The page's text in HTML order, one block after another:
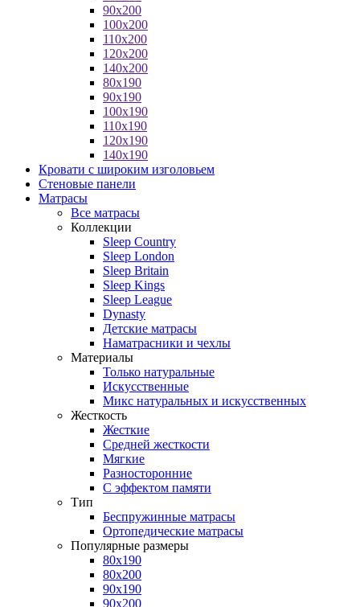
90x200
100x200
110x200
120x200
140x200
80x190
90x190
100x190
110x190
120x190
140x190
Кровати с широким изголовьем
Стеновые панели
Матрасы
Все матрасы
Коллекции
Sleep Country
Sleep London
Sleep Britain
Sleep Kings
Sleep League
Dynasty
Детские матрасы
Наматрасники и чехлы
Материалы
Только натуральные
Искусственные
Микс натуральных и искусственных
Жесткость
Жесткие
Средней жесткости
Мягкие
Разносторонние
С эффектом памяти
Тип
Беспружинные матрасы
Ортопедические матрасы
Популярные размеры
80х190
80х200
90х190
90х200